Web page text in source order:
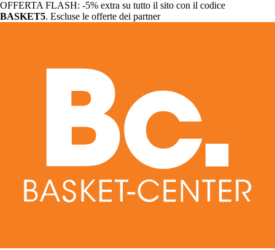
OFFERTA FLASH: -5% extra su tutto il sito con il codice
BASKET5. Escluse le offerte dei partner